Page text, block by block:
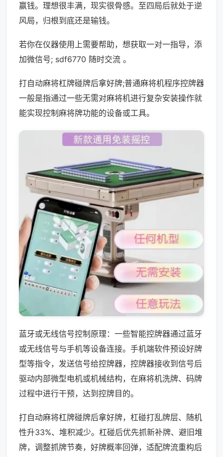
赢钱。理想很丰满，现实很骨感。至四局后就处于逆
风局，归根到底还是输钱。
若你在仪器使用上需要帮助，想获取一对一指导，添
加微信号; sdf6770 随时交流 。
打自动麻将杠牌碰牌后拿好牌;普通麻将机程序控牌器
一般是指通过一些无需对麻将机进行复杂安装操作就
能实现控制麻将牌功能的设备或工具。
蓝牙或无线信号控制原理：一些智能控牌器通过蓝牙
或无线信号与手机等设备连接。手机端软件预设好牌
型等指令，发送信号给控牌器，控牌器接收到信号后
驱动内部微型电机或机械结构，在麻将机洗牌、码牌
过程中进行干预，达到控牌目的。
打自动麻将杠牌碰牌后拿好牌，杠碰打乱牌层、随机
性升33%、堆积减少。杠碰后优先抓新补牌、避旧堆
牌，调整抓牌节奏，好牌概率回弹，适配牌流重构后